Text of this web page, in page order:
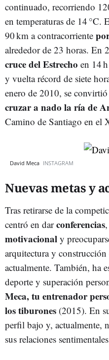
continuado, recorriendo
en temperaturas de 14 °C.
90 km a contracorriente
alrededor de 23 horas. En
cruce del Estrecho en 14
y vuelta récord de siete
enero de 2010, se
cruzar a nado la ría de
Camino de Santiago en el
David Meca INSTAGRAM
Nuevas metas y
Tras retirarse de la
centró en darconferencias
motivacional y
arquitectura y
actualmente. También, ha
deporte y superación
Meca, tu entrenador
los tiburones (2015). En
perfil bajo y, actualmente,
sus relaciones